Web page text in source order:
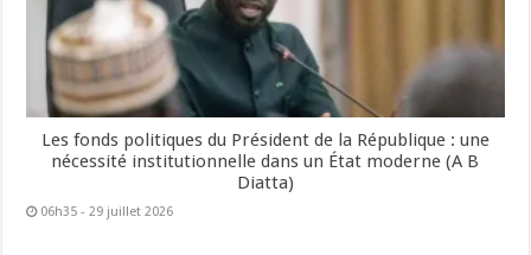
Les fonds politiques du Président de la République : une
nécessité institutionnelle dans un État moderne (A B
Diatta)
06h35 - 29 juillet 2026